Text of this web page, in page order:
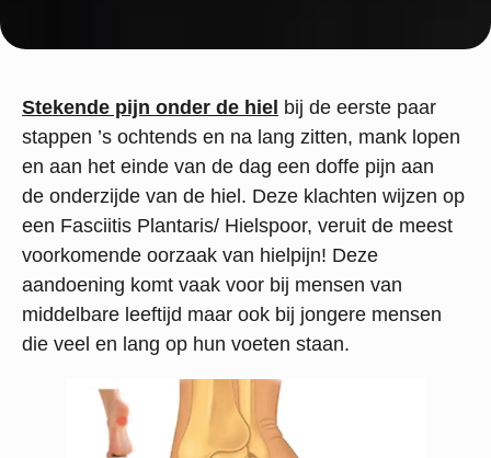
Stekende pijn onder de hiel bij de eerste paar
stappen ’s ochtends en na lang zitten, mank lopen
en aan het einde van de dag een doffe pijn aan
de onderzijde van de hiel. Deze klachten wijzen op
een Fasciitis Plantaris/ Hielspoor, veruit de meest
voorkomende oorzaak van hielpijn! Deze
aandoening komt vaak voor bij mensen van
middelbare leeftijd maar ook bij jongere mensen
die veel en lang op hun voeten staan.